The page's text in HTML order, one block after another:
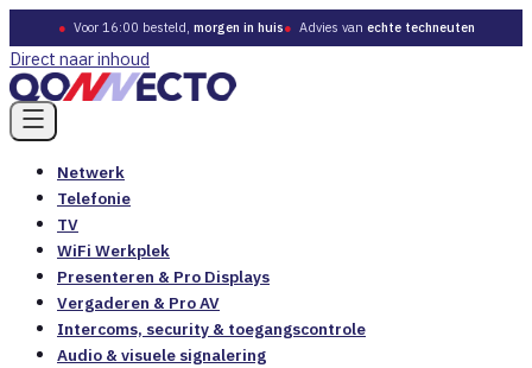
● Voor 16:00 besteld, morgen in huis● Advies van echte techneuten
Direct naar inhoud
Netwerk
Telefonie
TV
WiFi Werkplek
Presenteren & Pro Displays
Vergaderen & Pro AV
Intercoms, security & toegangscontrole
Audio & visuele signalering